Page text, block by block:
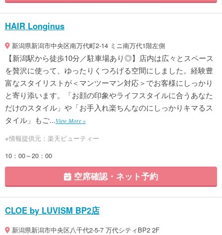
HAIR Longinus
新潟県新潟市中央区南万代町2-14 ミニ南万代1階左側
【新潟駅から徒歩10分／駐車場あり◎】店内は広々とスペース
を贅沢に使って、ゆったりくつろげる空間にしました。経験豊
富なスタイリストが＜マンツーマン対応＞でお客様にしっかり
と寄り添います。「お顔の印象やライフスタイルに合うあなた
だけのスタイル」や「お手入れ楽ちんなのにしっかりキマるス
タイル」もご...View More »
※情報提供元：楽天ビューティー
10：00～20：00
空席確認・ネット予約
CLOE by LUVISM BP2店
新潟県新潟市中央区八千代2-5-7 万代シティBP2 2F